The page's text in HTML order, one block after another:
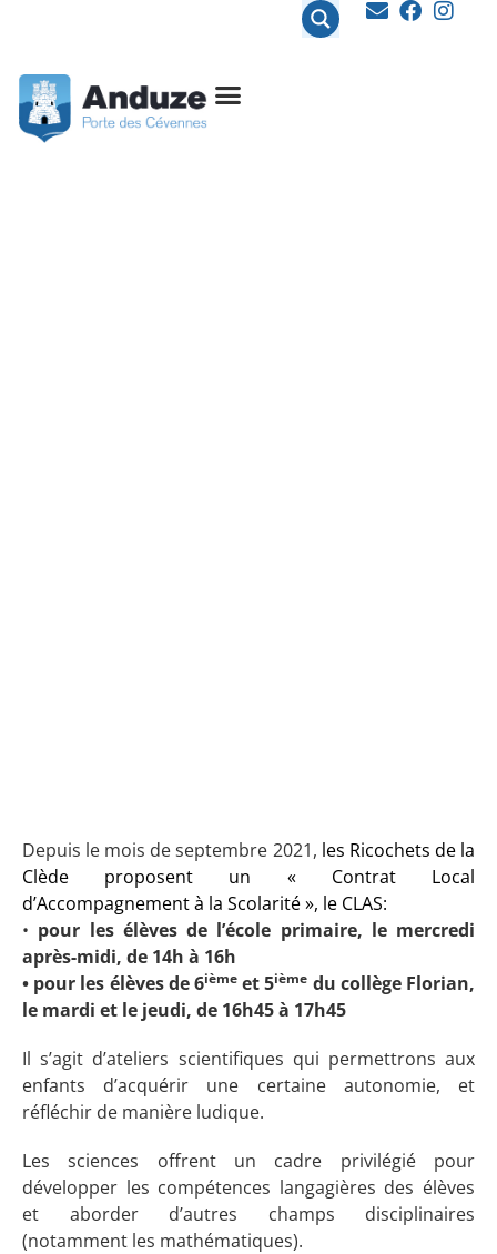
Depuis le mois de septembre 2021, les Ricochets de la
Clède proposent un « Contrat Local
d’Accompagnement à la Scolarité », le CLAS:
• pour les élèves de l’école primaire, le mercredi
après-midi, de 14h à 16h
• pour les élèves de 6ième et 5ième du collège Florian,
le mardi et le jeudi, de 16h45 à 17h45
Il s’agit d’ateliers scientifiques qui permettrons aux
enfants d’acquérir une certaine autonomie, et
réfléchir de manière ludique.
Les sciences offrent un cadre privilégié pour
développer les compétences langagières des élèves
et aborder d’autres champs disciplinaires
(notamment les mathématiques).